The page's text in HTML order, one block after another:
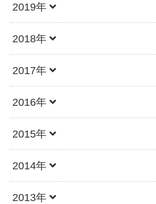
2019年
2018年
2017年
2016年
2015年
2014年
2013年